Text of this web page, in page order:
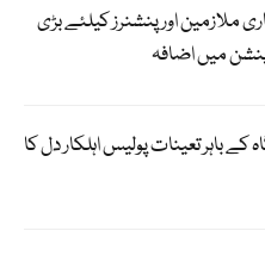
ملازمین اور پنشنرز کیلئے بڑی
میں اضافہ
باہر تعینات پولیس اہلکار دل کا